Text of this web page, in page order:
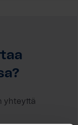
yhteyttä